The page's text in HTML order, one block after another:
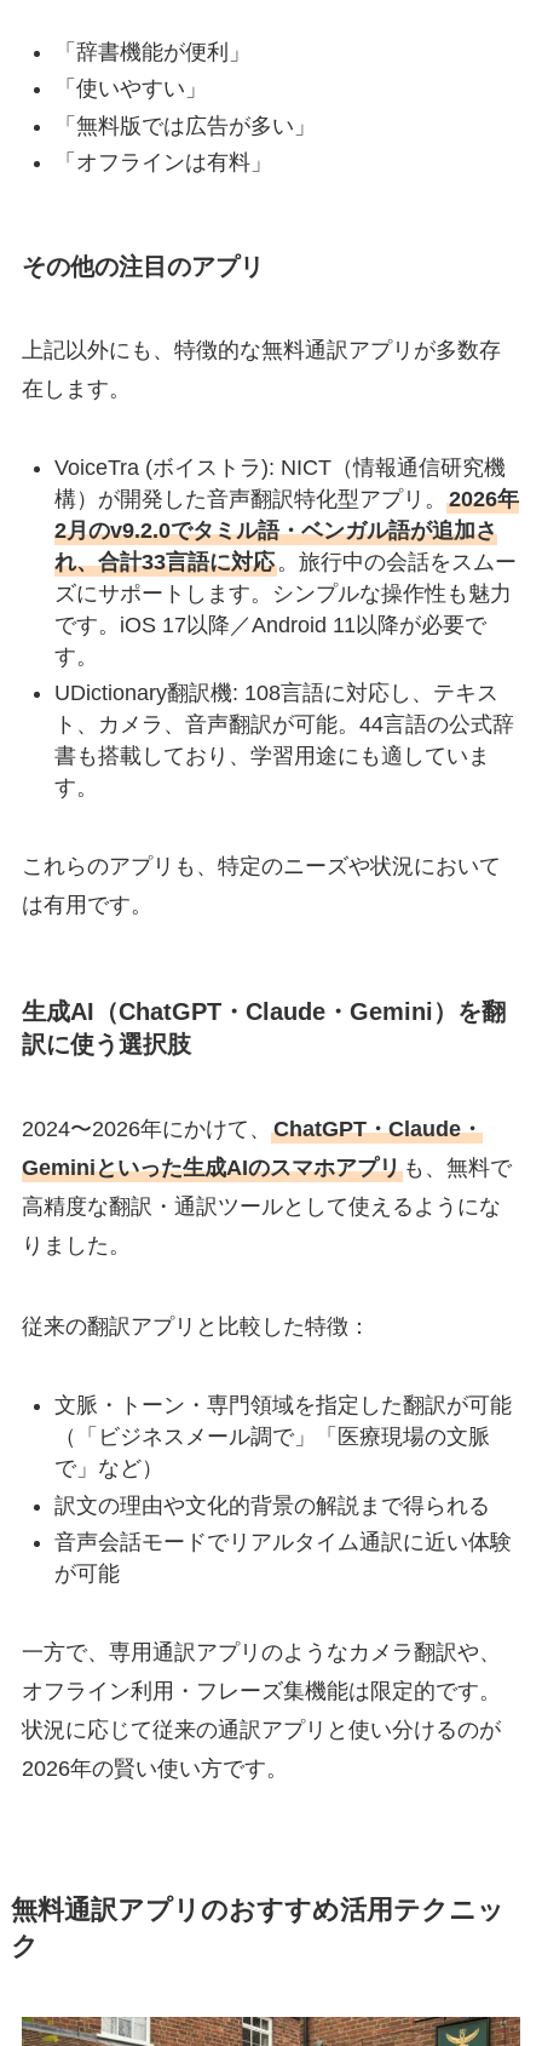
「辞書機能が便利」
「使いやすい」
「無料版では広告が多い」
「オフラインは有料」
その他の注目のアプリ
上記以外にも、特徴的な無料通訳アプリが多数存
在します。
VoiceTra (ボイストラ): NICT（情報通信研究機
構）が開発した音声翻訳特化型アプリ。 2026年
2月のv9.2.0でタミル語・ベンガル語が追加さ
れ、合計33言語に対応。旅行中の会話をスムー
ズにサポートします。シンプルな操作性も魅力
です。iOS 17以降／Android 11以降が必要で
す。
UDictionary翻訳機: 108言語に対応し、テキス
ト、カメラ、音声翻訳が可能。44言語の公式辞
書も搭載しており、学習用途にも適していま
す。
これらのアプリも、特定のニーズや状況において
は有用です。
生成AI（ChatGPT・Claude・Gemini）を翻
訳に使う選択肢
2024〜2026年にかけて、 ChatGPT・Claude・
Geminiといった生成AIのスマホアプリも、無料で
高精度な翻訳・通訳ツールとして使えるようにな
りました。
従来の翻訳アプリと比較した特徴：
文脈・トーン・専門領域を指定した翻訳が可能
（「ビジネスメール調で」「医療現場の文脈
で」など）
訳文の理由や文化的背景の解説まで得られる
音声会話モードでリアルタイム通訳に近い体験
が可能
一方で、専用通訳アプリのようなカメラ翻訳や、
オフライン利用・フレーズ集機能は限定的です。
状況に応じて従来の通訳アプリと使い分けるのが
2026年の賢い使い方です。
無料通訳アプリのおすすめ活用テクニッ
ク